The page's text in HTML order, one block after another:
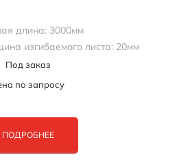
длина: 3000мм
изгибаемого листа: 20мм
Под заказ
по запросу
ПОДРОБНЕЕ